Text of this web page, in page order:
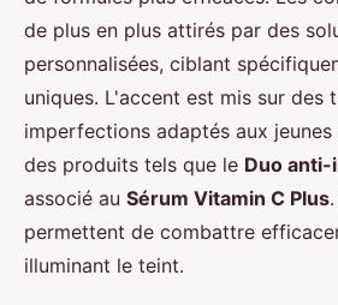
de plus en plus attirés par des
personnalisées, ciblant
uniques. L'accent est mis sur des
imperfections adaptés aux
des produits tels que le Duo
associé au Sérum Vitamin C Plus
permettent de combattre
illuminant le teint.